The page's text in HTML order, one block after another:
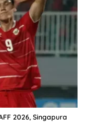
2026, Singapura